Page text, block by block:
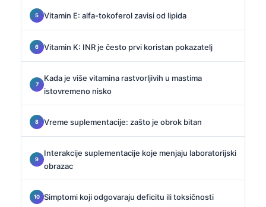
Vitamin E: alfa-tokoferol zavisi od lipida
Vitamin K: INR je često prvi koristan pokazatelj
Kada je više vitamina rastvorljivih u mastima
istovremeno nisko
Vreme suplementacije: zašto je obrok bitan
Interakcije suplementacije koje menjaju laboratorijski
obrazac
Simptomi koji odgovaraju deficitu ili toksičnosti